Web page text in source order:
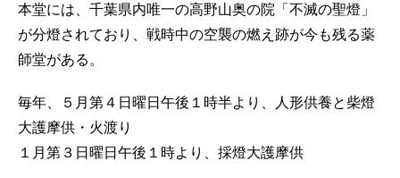
本堂には、千葉県内唯一の高野山奥の院「不滅の聖燈」
が分燈されており、戦時中の空襲の燃え跡が今も残る薬
師堂がある。
毎年、５月第４日曜日午後１時半より、人形供養と柴燈
大護摩供・火渡り
１月第３日曜日午後１時より、採燈大護摩供